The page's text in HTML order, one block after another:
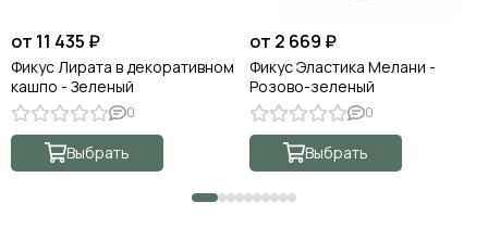
от 11 435 ₽
Фикус Лирата в декоративном
кашпо - Зеленый
0
Выбрать
от 2 669 ₽
Фикус Эластика Мелани -
Розово-зеленый
0
Выбрать